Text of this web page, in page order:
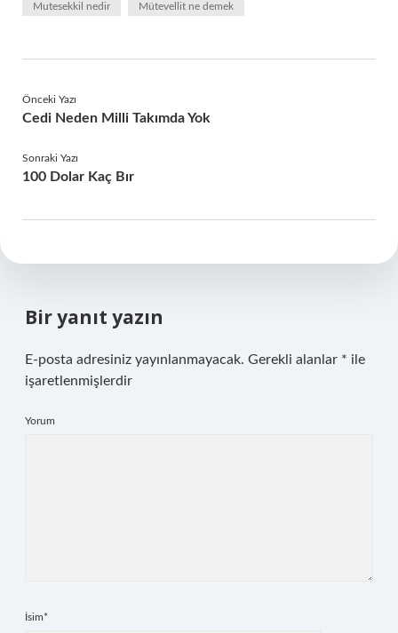
Mutesekkil nedir Mütevellit ne demek
Önceki Yazı
Cedi Neden Milli Takımda Yok
Sonraki Yazı
100 Dolar Kaç Bır
Bir yanıt yazın
E-posta adresiniz yayınlanmayacak. Gerekli alanlar * ile
işaretlenmişlerdir
Yorum
İsim*